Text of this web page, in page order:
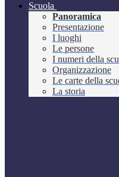
Scuola
Panoramica
Presentazione
I luoghi
Le persone
I numeri della
Organizzazione
Le carte della
La storia